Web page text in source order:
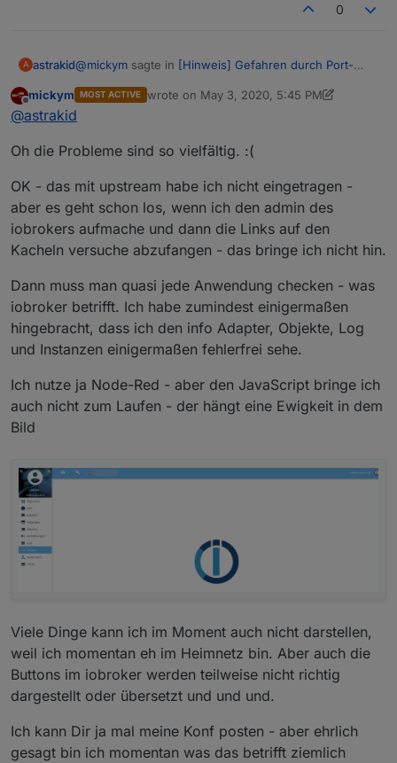
0
A astrakid@mickym sagte in [Hinweis] Gefahren durch Port-
usw. ein Riesenkonfigaufwand bedeutet und ich
habe es bislang mit allem was ich hier im Netz
gefunden habe nur rudimentär hinbekommen,
wobei ich zugeben muss, dass ich hinter die
Funktionalität von nginx auch nicht richtig
durchsteige
wo liegen denn genau deine probleme bei der
konfiguration? zugegeben, für jeden neuen port muss
mit einer vorlage dauert das aber keine minute:
upstream <bezeichnungMeinserver> {
    server <ip>:<internerPort>;
}
server {
    proxy_http_version 1.1;
listen              <externerPort> ssl
    server_name         <fqdns>;
ssl_certificate     /etc/letsencrypt/
ssl_certificate_key /etc/letsencrypt/
    location / {
        proxy_ssl_verify off;
        proxy_ssl_server_name off;
        proxy_set_header Host $http_host;
das ist alles.
andre
Offline
mickym MOST ACTIVE wrote on May 3, 2020, 5:45 PM
last edited by mickymMay 3, 2020, 7:52 PM
@astrakid
Oh die Probleme sind so vielfältig. :(
OK - das mit upstream habe ich nicht eingetragen -
aber es geht schon los, wenn ich den admin des
iobrokers aufmache und dann die Links auf den
Kacheln versuche abzufangen - das bringe ich nicht hin.
Dann muss man quasi jede Anwendung checken - was
iobroker betrifft. Ich habe zumindest einigermaßen
hingebracht, dass ich den info Adapter, Objekte, Log
und Instanzen einigermaßen fehlerfrei sehe.
Ich nutze ja Node-Red - aber den JavaScript bringe ich
auch nicht zum Laufen - der hängt eine Ewigkeit in dem
Bild
Viele Dinge kann ich im Moment auch nicht darstellen,
weil ich momentan eh im Heimnetz bin. Aber auch die
Buttons im iobroker werden teilweise nicht richtig
dargestellt oder übersetzt und und und.
Ich kann Dir ja mal meine Konf posten - aber ehrlich
gesagt bin ich momentan was das betrifft ziemlich